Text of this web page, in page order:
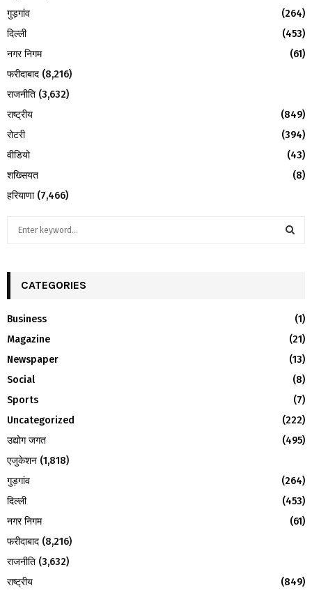
गुड़गांव
(264)
दिल्ली
(453)
नगर निगम
(61)
फरीदाबाद (8,216)
राजनीति (3,632)
राष्ट्रीय
(849)
रोटरी
(394)
वीडियो
(43)
शख्सियत
(8)
हरियाणा(7,466)
h
o
r
:
R
CATEGORIES
Business
(1)
Magazine
(21)
Newspaper
(13)
Social
(8)
Sports
(7)
Uncategorized
(222)
उद्योग जगत
(495)
एजुकेशन (1,818)
गुड़गांव
(264)
दिल्ली
(453)
नगर निगम
(61)
फरीदाबाद (8,216)
राजनीति (3,632)
राष्ट्रीय
(849)